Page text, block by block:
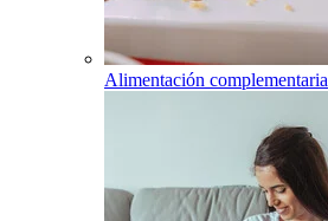
Alimentación complementaria